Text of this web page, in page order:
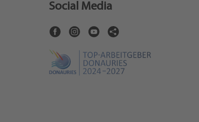
Social Media